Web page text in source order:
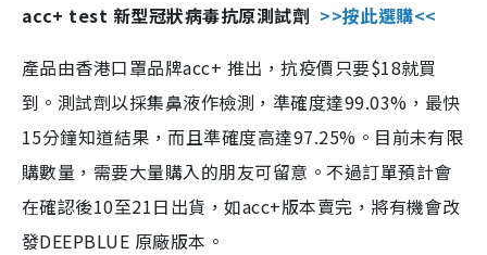
acc+ test 新型冠狀病毒抗原測試劑 >>按此選購<<
產品由香港口罩品牌acc+ 推出，抗疫價只要$18就買
到。測試劑以採集鼻液作檢測，準確度達99.03%，最快
15分鐘知道結果，而且準確度高達97.25%。目前未有限
購數量，需要大量購入的朋友可留意。不過訂單預計會
在確認後10至21日出貨，如acc+版本賣完，將有機會改
發DEEPBLUE 原廠版本。